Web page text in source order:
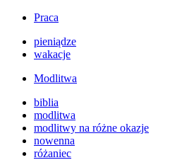
Praca
pieniądze
wakacje
Modlitwa
biblia
modlitwa
modlitwy na różne okazje
nowenna
różaniec